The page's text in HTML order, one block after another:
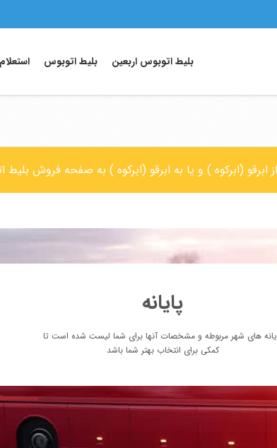
بلیط اتوبوس اربعین بلیط اتوبوس
ابرقو (ابرکوه ) و یا به ابرقو (ابرکوه ) به صفحه فروش بلیط
پایانه
های شهر مربوطه و مشخصات آنها برای شما لیست شده است تا
کمکی برای انتخاب بهتر شما باشد